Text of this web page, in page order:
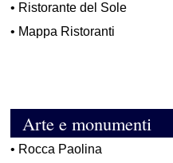
• Ristorante del Sole
• Mappa Ristoranti
Arte e monumenti
• Rocca Paolina